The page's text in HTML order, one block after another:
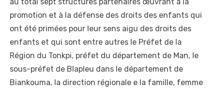
promotion et à la défense des droits des enfants qui
ont été primées pour leur sens aigu des droits des
enfants et qui sont entre autres le Préfet de la
Région du Tonkpi, préfet du département de Man, le
sous-préfet de Blapleu dans le département de
Biankouma, la direction régionale e la famille, femme